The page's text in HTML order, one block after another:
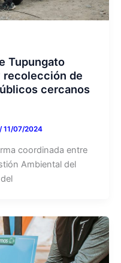
Tupungato
recolección de
cercanos
/11/07/2024
coordinada entre
Ambiental del